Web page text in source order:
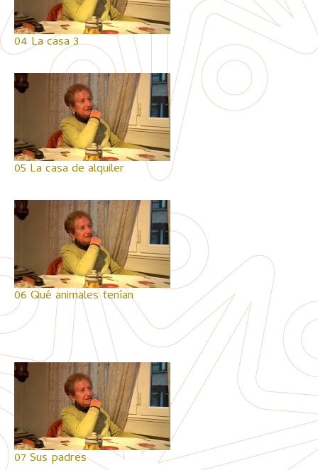
04 La casa 3
05 La casa de alquiler
06 Qué animales tenían
07 Sus padres